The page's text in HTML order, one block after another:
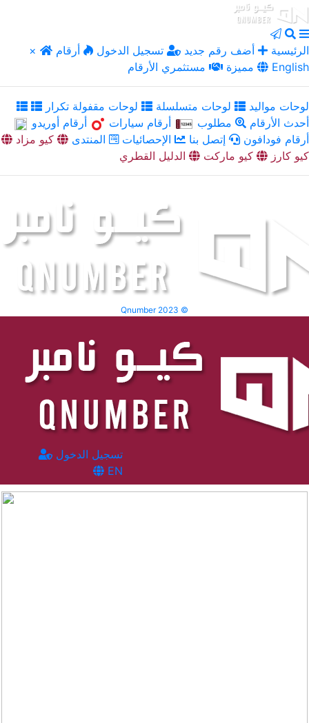
× الرئيسية أضف رقم جديد تسجيل الدخول
أرقام
مميزة
مستثمري الأرقام English
لوحات مواليد لوحات متسلسلة
لوحات مقفولة تكرار
أحدث الأرقام
مطلوب أرقام سيارات
أرقام أوريدو
أرقام فودافون
إتصل بنا الإحصائيات المنتدى
كيو مزاد
كيو كارز
كيو ماركت الدليل القطري
Qnumber 2023 ©
تسجيل الدخول
EN